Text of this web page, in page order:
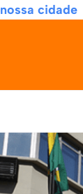
nossa cidade